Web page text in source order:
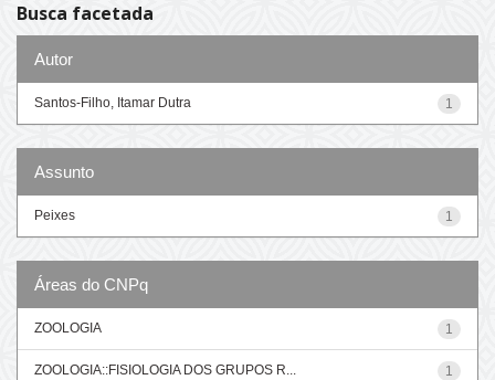
Busca facetada
Autor
1
Santos-Filho, Itamar Dutra
Assunto
1
Peixes
Áreas do CNPq
1
ZOOLOGIA
1
ZOOLOGIA::FISIOLOGIA DOS GRUPOS R...